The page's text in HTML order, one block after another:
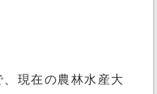
現在の農林水産大